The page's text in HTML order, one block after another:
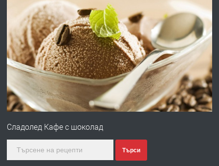
преди 10 месеца
ПРЕДЛАГА
Професионална броячна машина -
със сертификат от ЕЦБ
преди 1 година
ПРЕДЛАГА
Професионална зеленчукорезачка
Сладолед Кафе с шоколад
Търси